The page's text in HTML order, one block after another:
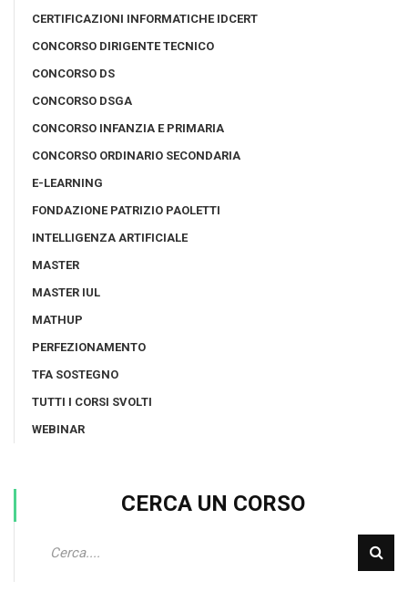
CERTIFICAZIONI INFORMATICHE IDCERT
CONCORSO DIRIGENTE TECNICO
CONCORSO DS
CONCORSO DSGA
CONCORSO INFANZIA E PRIMARIA
CONCORSO ORDINARIO SECONDARIA
E-LEARNING
FONDAZIONE PATRIZIO PAOLETTI
INTELLIGENZA ARTIFICIALE
MASTER
MASTER IUL
MATHUP
PERFEZIONAMENTO
TFA SOSTEGNO
TUTTI I CORSI SVOLTI
WEBINAR
CERCA UN CORSO